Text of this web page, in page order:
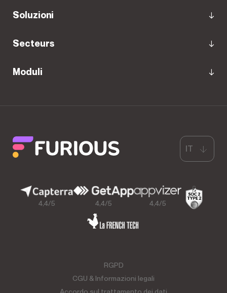
Soluzioni
Secteurs
Moduli
4,4/5 4,4/5 4,4/5
RGPD
CGU & Informazioni legali
Accordo sul trattamento dei dati
IT